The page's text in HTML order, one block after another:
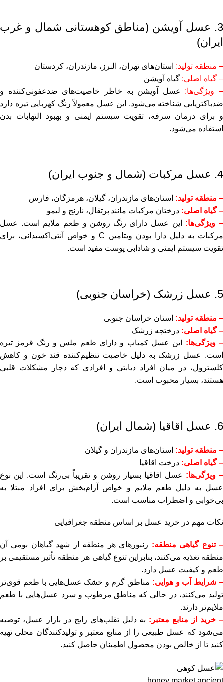
3. عسل آویشن (مناطق کوهستانی شمال و غرب
ایران)
– منطقه تولید: استان‌های تهران، البرز، مازندران، کردستان
– گیاه اصلی: گیاه آویشن
– ویژگی‌ها: عسل آویشن به خاطر خاصیت‌های ضدعفونی‌کننده و
ضدباکتریایی شناخته می‌شود. این عسل معمولاً رنگ کهربایی تیره دارد
و برای درمان سرفه، تقویت سیستم ایمنی و بهبود التهابات بدن
استفاده می‌شود.
4. عسل مرکبات (شمال و جنوب ایران)
– منطقه تولید: استان‌های مازندران، گیلان، هرمزگان، فارس
– گیاه اصلی: درختان مرکبات مانند پرتقال، نارنج و لیمو
– ویژگی‌ها: این عسل دارای رنگ روشن و طعم ملایم است. عسل
مرکبات به دلیل دارا بودن ویتامین C و خواص آنتی‌اکسیدانی، برای
تقویت سیستم ایمنی و شادابی پوست مفید است.
5. عسل زرشک (خراسان جنوبی)
– منطقه تولید: استان خراسان جنوبی
– گیاه اصلی: درختچه زرشک
– ویژگی‌ها: این عسل کمیاب و دارای طعم ملس و رنگ قرمز تیره
است. عسل زرشک به دلیل خاصیت تنظیم‌کننده قند خون و کاهش
کلسترول، در میان افراد دیابتی و افرادی که دچار مشکلات قلبی
هستند، بسیار محبوب است.
6. عسل اقاقیا (شمال ایران)
– منطقه تولید: استان‌های مازندران و گیلان
– گیاه اصلی: درخت اقاقیا
– ویژگی‌ها: عسل اقاقیا بسیار روشن و تقریباً بی‌رنگ است. این نوع
عسل به دلیل طعم ملایم و خواص آرام‌بخش برای افراد مبتلا به
بی‌خوابی و اضطراب مناسب است.
نکات مهم در خرید عسل بر اساس منطقه جغرافیایی
– تنوع گیاهی منطقه: زنبورهای هر منطقه از شهد گیاهان بومی آن
منطقه تغذیه می‌کنند، بنابراین تنوع گیاهی هر منطقه تأثیر مستقیمی بر
طعم و کیفیت عسل دارد.
– شرایط آب و هوایی: مناطق گرم و خشک عسل‌هایی با طعم قوی‌تر
تولید می‌کنند، در حالی که مناطق مرطوب و سرد عسل‌هایی با طعم
ملایم‌تر دارند.
– خرید از منابع معتبر: به دلیل تقلب‌های رایج در بازار عسل، توصیه
می‌شود که عسل طبیعی را از منابع معتبر و تولیدکنندگان محلی تهیه
کنید تا از خالص بودن محصول اطمینان حاصل کنید.
honey market ancient